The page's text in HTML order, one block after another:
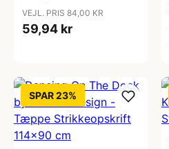
cm
VEJL. PRIS 84,00 KR
59,94 kr
SPAR 23%